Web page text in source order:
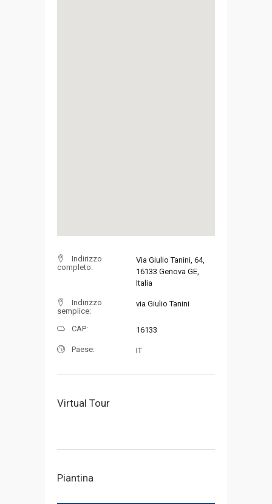
Indirizzo
completo:
Via Giulio Tanini, 64,
16133 Genova GE,
Italia
Indirizzo
semplice:
via Giulio Tanini
CAP: 16133
Paese: IT
Virtual Tour
Piantina